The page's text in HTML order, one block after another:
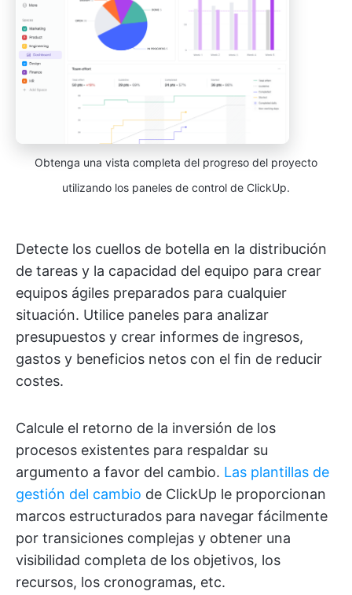
Obtenga una vista completa del progreso del proyecto
utilizando los paneles de control de ClickUp.
Detecte los cuellos de botella en la distribución
de tareas y la capacidad del equipo para crear
equipos ágiles preparados para cualquier
situación. Utilice paneles para analizar
presupuestos y crear informes de ingresos,
gastos y beneficios netos con el fin de reducir
costes.
Calcule el retorno de la inversión de los
procesos existentes para respaldar su
argumento a favor del cambio. Las plantillas de
gestión del cambio de ClickUp le proporcionan
marcos estructurados para navegar fácilmente
por transiciones complejas y obtener una
visibilidad completa de los objetivos, los
recursos, los cronogramas, etc.